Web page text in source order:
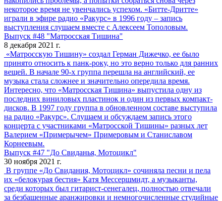
некоторое время не увенчались успехом. «Битте-Дритте»
играли в эфире радио «Ракурс» в 1996 году – запись
выступления слушаем вместе с Алексеем Тополовым.
Выпуск #48 "Матросская Тишина"
8 декабря 2021 г.
«Матросскую Тишину» создал Герман Дижечко, ее было
принято относить к панк-року, но это верно только для ранних
вещей. В начале 90-х группа перешла на английский, ее
музыка стала сложнее и значительно опередила время.
Интересно, что «Матросская Тишина» выпустила одну из
последних виниловых пластинок и один из первых компакт-
дисков. В 1997 году группа в обновленном составе выступила
на радио «Ракурс». Слушаем и обсуждаем запись этого
концерта с участниками «Матросской Тишины» разных лет
Валерием «Примерычем» Примеровым и Станиславом
Корнеевым.
Выпуск #47 "До Свиданья, Мотоцикл"
30 ноября 2021 г.
В группе «До Свидания, Мотоцикл» сочиняла песни и пела
их «белокурая бестия» Катя Мессершмидт, а музыканты,
среди которых был гитарист-сенегалец, полностью отвечали
за безбашенные аранжировки и немногочисленные студийные